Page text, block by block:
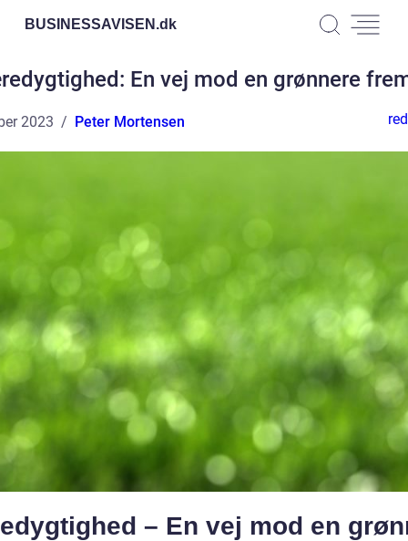
BUSINESSAVISEN.dk
En vej mod en grønnere
2023 Peter Mortensen
– En vej mod en